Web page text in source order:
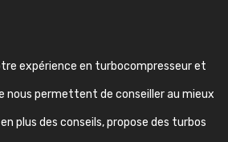
expérience en turbocompresseur et
permettent de conseiller au mieux
plus des conseils, propose des turbos